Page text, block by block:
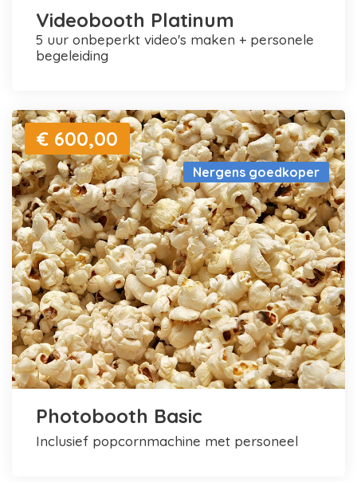
Videobooth Platinum
5 uur onbeperkt video's maken + personele
begeleiding
Nergens goedkoper
€ 600,00
Photobooth Basic
inclusief popcornmachine met personeel